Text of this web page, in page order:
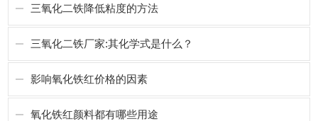
三氧化二铁降低粘度的方法
三氧化二铁厂家:其化学式是什么？
影响氧化铁红价格的因素
氧化铁红颜料都有哪些用途